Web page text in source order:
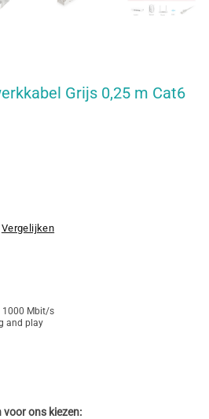
Grijs 0,25 m Cat6
Vergelijken
1000 Mbit/s
and play
ons kiezen: